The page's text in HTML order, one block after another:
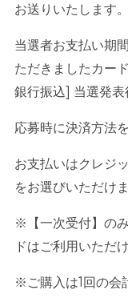
お送りいたします。
当選者お支払い期間
ただきましたカー
銀行振込] 当選発表
応募時に決済方法
お支払いはクレジ
をお選びいただけま
※【一次受付】の
ドはご利用いただ
※ご購入は1 回の会